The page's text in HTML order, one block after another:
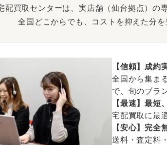
配買取センターは、実店舗（仙台拠点）の
全国どこからでも、コストを抑えた分
【信頼】成
全国から集ま
で、旬のブラ
【最速】最短
宅配買取に最
【安心】完全
送料・査定料